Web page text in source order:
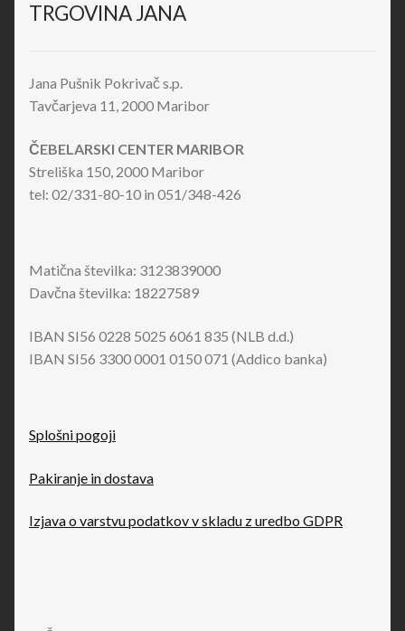
TRGOVINA JANA
Jana Pušnik Pokrivač s.p.
Tavčarjeva 11, 2000 Maribor
ČEBELARSKI CENTER MARIBOR
Streliška 150, 2000 Maribor
tel: 02/331-80-10 in 051/348-426
Matična številka: 3123839000
Davčna številka: 18227589
IBAN SI56 0228 5025 6061 835 (NLB d.d.)
IBAN SI56 3300 0001 0150 071 (Addico banka)
Splošni pogoji
Pakiranje in dostava
Izjava o varstvu podatkov v skladu z uredbo GDPR